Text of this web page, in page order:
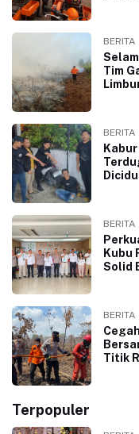
BERITA
Tim
BERITA
BERITA
Kubu
Solid
BERITA
Titik
Terpopuler